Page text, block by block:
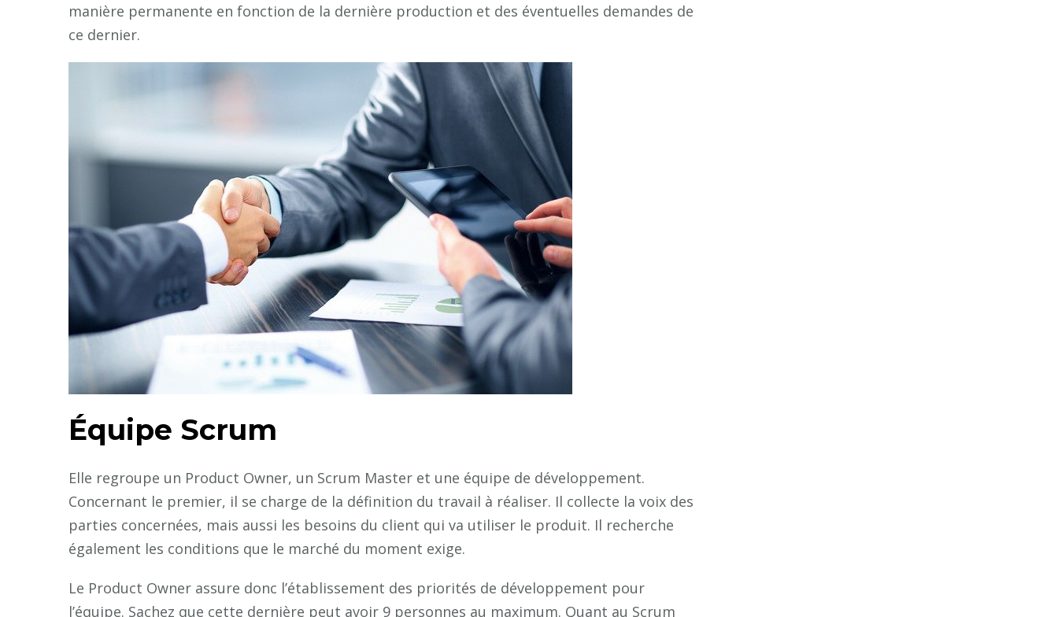
manière permanente en fonction de la dernière production et des éventuelles demandes de
ce dernier.
Équipe Scrum
Elle regroupe un Product Owner, un Scrum Master et une équipe de développement.
Concernant le premier, il se charge de la définition du travail à réaliser. Il collecte la voix des
parties concernées, mais aussi les besoins du client qui va utiliser le produit. Il recherche
également les conditions que le marché du moment exige.
Le Product Owner assure donc l’établissement des priorités de développement pour
l’équipe. Sachez que cette dernière peut avoir 9 personnes au maximum. Quant au Scrum